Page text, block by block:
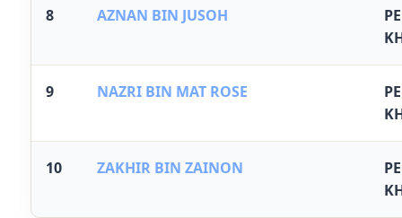
8 AZNAN BIN JUSOH
9 NAZRI BIN MAT ROSE
10 ZAKHIR BIN ZAINON